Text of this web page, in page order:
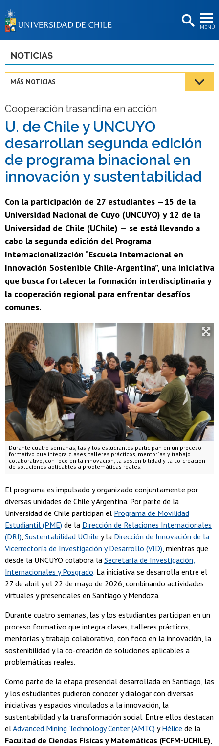
MENÚ
BIBLIOTECAS
Estudiantes
Académicas/os
Funcionarias/os
Egresadas/os
NOTICIAS
MÁS NOTICIAS
Cooperación trasandina en acción
U. de Chile y UNCUYO
desarrollan segunda edición
de programa binacional en
innovación y sustentabilidad
Con la participación de 27 estudiantes —15 de la
Universidad Nacional de Cuyo (UNCUYO) y 12 de la
Universidad de Chile (UChile) — se está llevando a
cabo la segunda edición del Programa
Internacionalización “Escuela Internacional en
Innovación Sostenible Chile-Argentina”, una iniciativa
que busca fortalecer la formación interdisciplinaria y
la cooperación regional para enfrentar desafíos
comunes.
Durante cuatro semanas, las y los estudiantes participan en un proceso
formativo que integra clases, talleres prácticos, mentorías y trabajo
colaborativo, con foco en la innovación, la sostenibilidad y la co-creación
de soluciones aplicables a problemáticas reales.
El programa es impulsado y organizado conjuntamente por
diversas unidades de Chile y Argentina. Por parte de la
Universidad de Chile participan el Programa de Movilidad
Estudiantil (PME) de la Dirección de Relaciones Internacionales
(DRI) Sustentabilidad UChile y la Dirección de Innovación de la
Vicerrectoría de Investigación y Desarrollo (VID) , mientras que
desde la UNCUYO colabora la Secretaría de Investigación,
Internacionales y Posgrado. La iniciativa se desarrolla entre el
27 de abril y el 22 de mayo de 2026, combinando actividades
virtuales y presenciales en Santiago y Mendoza.
Durante cuatro semanas, las y los estudiantes participan en un
proceso formativo que integra clases, talleres prácticos,
mentorías y trabajo colaborativo, con foco en la innovación, la
sostenibilidad y la co-creación de soluciones aplicables a
problemáticas reales.
Como parte de la etapa presencial desarrollada en Santiago, las
y los estudiantes pudieron conocer y dialogar con diversas
iniciativas y espacios vinculados a la innovación, la
sustentabilidad y la transformación social. Entre ellos destacan
elAdvanced Mining Technology Center (AMTC) yHélice de la
Facultad de Ciencias Físicas y Matemáticas (FCFM-UCHILE)